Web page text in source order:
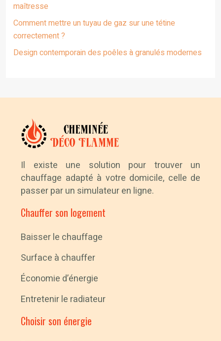
maîtresse
Comment mettre un tuyau de gaz sur une tétine
correctement ?
Design contemporain des poêles à granulés modernes
Il existe une solution pour trouver un
chauffage adapté à votre domicile, celle de
passer par un simulateur en ligne.
Chauffer son logement
Baisser le chauffage
Surface à chauffer
Économie d’énergie
Entretenir le radiateur
Choisir son énergie